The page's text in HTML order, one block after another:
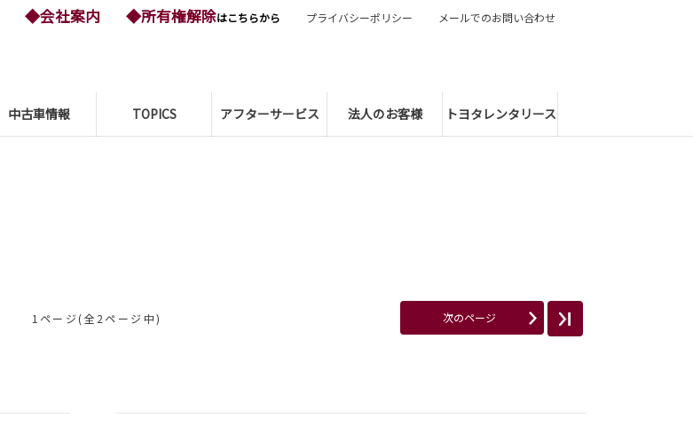
中古車情報 TOPICS アフターサービス 法人のお客様 トヨタレンタリース
◆会社案内 ◆所有権解除はこちらから プライバシーポリシー メールでのお問い合わせ
1ページ(全2ページ中) 次のページ